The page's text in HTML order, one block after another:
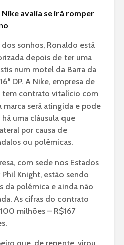
avalia se irá romper
sonhos, Ronaldo está
depois de ter uma
num motel da Barra da
DP. A Nike, empresa de
tem contrato vitalício com
marca será atingida e pode
uma cláusula que
por causa de
ou polêmicas.
com sede nos Estados
Knight, estão sendo
da polêmica e ainda não
As cifras do contrato
milhões – R$167